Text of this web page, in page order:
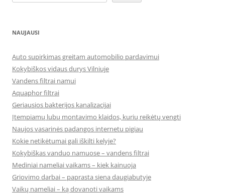
NAUJAUSI
Auto supirkimas greitam automobilio pardavimui
Kokybiškos vidaus durys Vilniuje
Vandens filtrai namui
Aquaphor filtrai
Geriausios bakterijos kanalizacijai
Įtempiamų lubų montavimo klaidos, kurių reikėtų vengti
Naujos vasarinės padangos internetu pigiau
Kokie netikėtumai gali iškilti kelyje?
Kokybiškas vanduo namuose – vandens filtrai
Mediniai nameliai vaikams – kiek kainuoja
Griovimo darbai – paprasta siena daugiabutyje
Vaikų nameliai – ką dovanoti vaikams